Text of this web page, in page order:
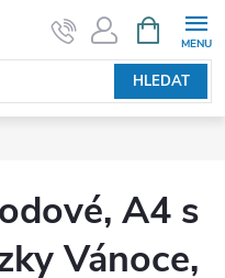
HLEDAT
NÁKUPNÍ
KOŠÍK
A4 s
Vánoce,